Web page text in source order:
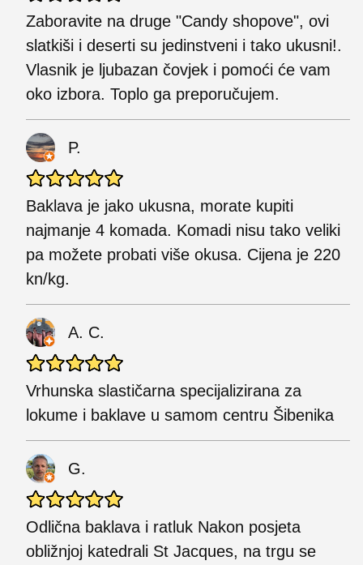
Zaboravite na druge "Candy shopove", ovi
slatkiši i deserti su jedinstveni i tako ukusni!.
Vlasnik je ljubazan čovjek i pomoći će vam
oko izbora. Toplo ga preporučujem.
P.
Baklava je jako ukusna, morate kupiti
najmanje 4 komada. Komadi nisu tako veliki
pa možete probati više okusa. Cijena je 220
kn/kg.
A. C.
Vrhunska slastičarna specijalizirana za
lokume i baklave u samom centru Šibenika
G.
Odlična baklava i ratluk Nakon posjeta
obližnjoj katedrali St Jacques, na trgu se